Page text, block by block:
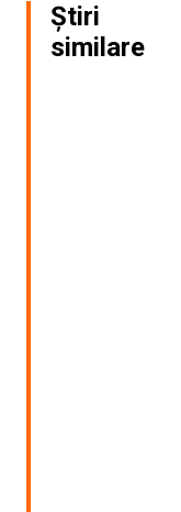
Știri
similare